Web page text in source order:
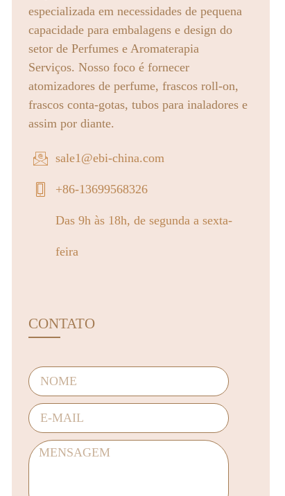
especializada em necessidades de pequena
capacidade para embalagens e design do
setor de Perfumes e Aromaterapia
Serviços. Nosso foco é fornecer
atomizadores de perfume, frascos roll-on,
frascos conta-gotas, tubos para inaladores e
assim por diante.
sale1@ebi-china.com
+86-13699568326
Das 9h às 18h, de segunda a sexta-
feira
CONTATO